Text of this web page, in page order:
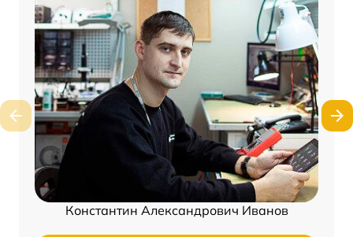
Константин Александрович Иванов